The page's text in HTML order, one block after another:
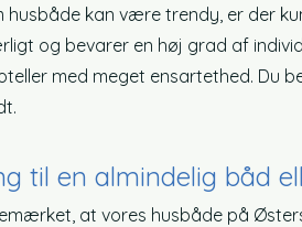
husbåde kan være trendy, er der
og bevarer en høj grad af
med meget ensartethed. Du
til en almindelig båd
at vores husbåde på